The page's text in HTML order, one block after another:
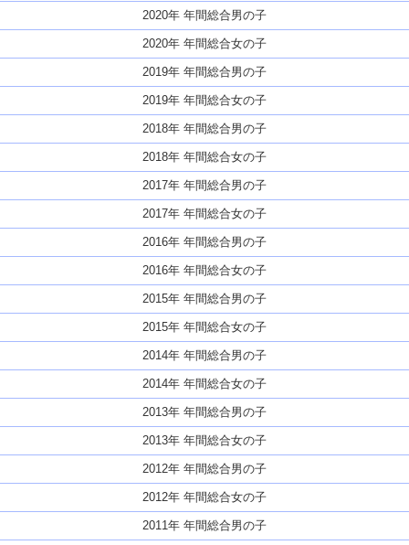
2020年 年間総合男の子
2020年 年間総合女の子
2019年 年間総合男の子
2019年 年間総合女の子
2018年 年間総合男の子
2018年 年間総合女の子
2017年 年間総合男の子
2017年 年間総合女の子
2016年 年間総合男の子
2016年 年間総合女の子
2015年 年間総合男の子
2015年 年間総合女の子
2014年 年間総合男の子
2014年 年間総合女の子
2013年 年間総合男の子
2013年 年間総合女の子
2012年 年間総合男の子
2012年 年間総合女の子
2011年 年間総合男の子